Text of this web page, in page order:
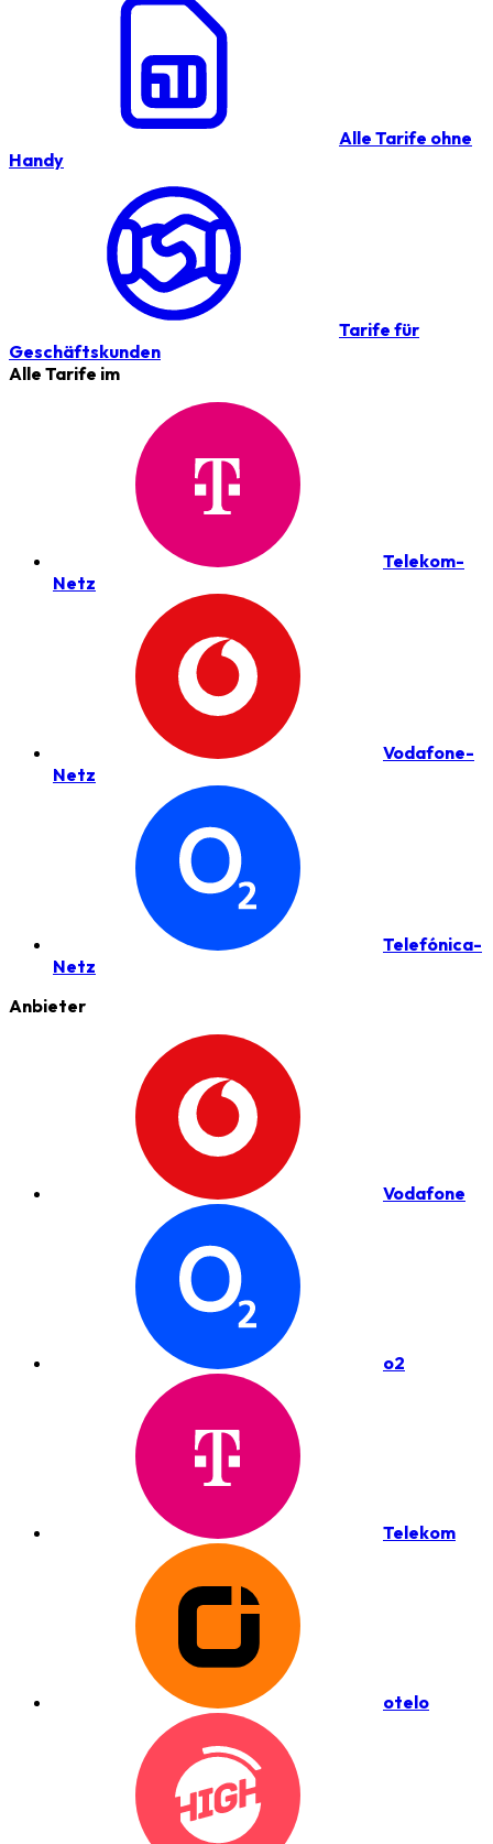
Alle Tarife ohne
Handy
Tarife für
Geschäftskunden
Alle Tarife im
Telekom-
Netz
Vodafone-
Netz
Telefónica-
Netz
Anbieter
Vodafone
o2
Telekom
otelo